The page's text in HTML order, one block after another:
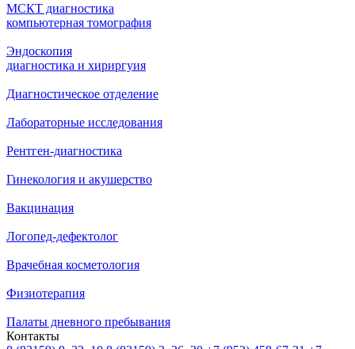
МСКТ диагностика
компьютерная томография
Эндоскопия
диагностика и хириргуия
Диагностическое отделение
Лабораторные исследования
Рентген-диагностика
Гинекология и акушерство
Вакцинация
Логопед-дефектолог
Врачебная косметология
Физиотерапия
Палаты дневного пребывания
Контакты